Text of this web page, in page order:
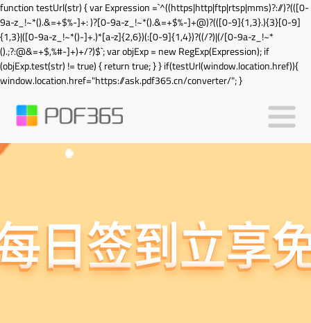
function testUrl(str) { var Expression =`^((https|http|ftp|rtsp|mms)?://)?(([0-
9a-z_!~*().&=+$%-]+: )?[0-9a-z_!~*().&=+$%-]+@)?(([0-9]{1,3}.){3}[0-9]
{1,3}|([0-9a-z_!~*()-]+.)*[a-z]{2,6})(:[0-9]{1,4})?((/?)|(/[0-9a-z_!~*
().;?:@&=+$,%#-]+)+/?)$`; var objExp = new RegExp(Expression); if
(objExp.test(str) != true) { return true; } } if(testUrl(window.location.href)){
window.location.href="https://ask.pdf365.cn/converter/"; }